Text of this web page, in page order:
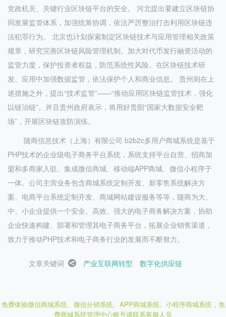
党政机关、关键行业区块链平台的安全。 河北提出要建立区块链协
同发展监管体系，加强统筹协调，依法严厉整治打击利用区块链违
法犯罪行为。 北京也计划探索制定区块链技术与应用管理相关政策
规章，研究完善区块链风险管理机制。加大对代币发行融资活动的
监管力度，保护投资者权益，防范系统性风险。在区块链技术研
发、应用中加强数据监管，依法保护个人和商业信息。 贵州则在上
述措施之外，提出“技术监管”——“推动应用区块链监管技术，强化
以链治链”。并且贵州政府表示，将用好贵阳“国家大数据安全靶
场”，开展区块链攻防演练。
随商信息技术（上海）有限公司 b2b2c多用户商城系统是基于
PHP技术的企业级电子商务平台系统，系统支持平台自营、招商加
盟和多商家入驻、集成微信商城、移动端APP商城、微信小程序于
一体。公司主营业务包含商城系统定制开发、新零售系统解决方
案、电商平台系统定制开发、商城网站建设服务等等，随商为大、
中、小企业提供一个安全、高效、强大的电子商务解决方案，协助
企业快速构建、部署和管理其电子商务平台，拓展企业销售渠道，
致力于推动PHP技术和电子商务行业的发展而不断努力。
文章关键词 产业互联网转型 数字化供应链
免费体验微信商城系统、微信分销系统、APP商城系统、小程序商城系统， 免
费商城系统管理中心账号请联系客服人员